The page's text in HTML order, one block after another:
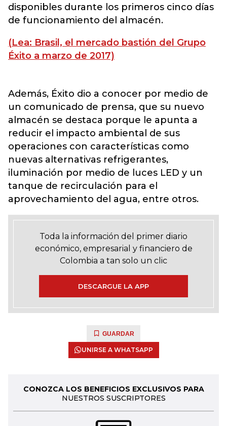
disponibles durante los primeros cinco días
de funcionamiento del almacén.
(Lea: Brasil, el mercado bastión del Grupo
Éxito a marzo de 2017)
Además, Éxito dio a conocer por medio de
un comunicado de prensa, que su nuevo
almacén se destaca porque le apunta a
reducir el impacto ambiental de sus
operaciones con características como
nuevas alternativas refrigerantes,
iluminación por medio de luces LED y un
tanque de recirculación para el
aprovechamiento del agua, entre otros.
Toda la información del primer diario
económico, empresarial y financiero de
Colombia a tan solo un clic
DESCARGUE LA APP
GUARDAR
UNIRSE A WHATSAPP
CONOZCA LOS BENEFICIOS EXCLUSIVOS PARA
NUESTROS SUSCRIPTORES